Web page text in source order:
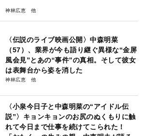
神林広恵
〈伝説のライブ映画公開〉中森明菜
（57）、業界が今も語り継ぐ異様な“金屏
風会見”とあの“事件”の真相。そして彼女
は表舞台から姿を消した
神林広恵
〈小泉今日子と中森明菜の“アイドル伝
説”〉キョンキョンのお尻のぬくもりに触
れて今日まで仕事を続けてこられた！